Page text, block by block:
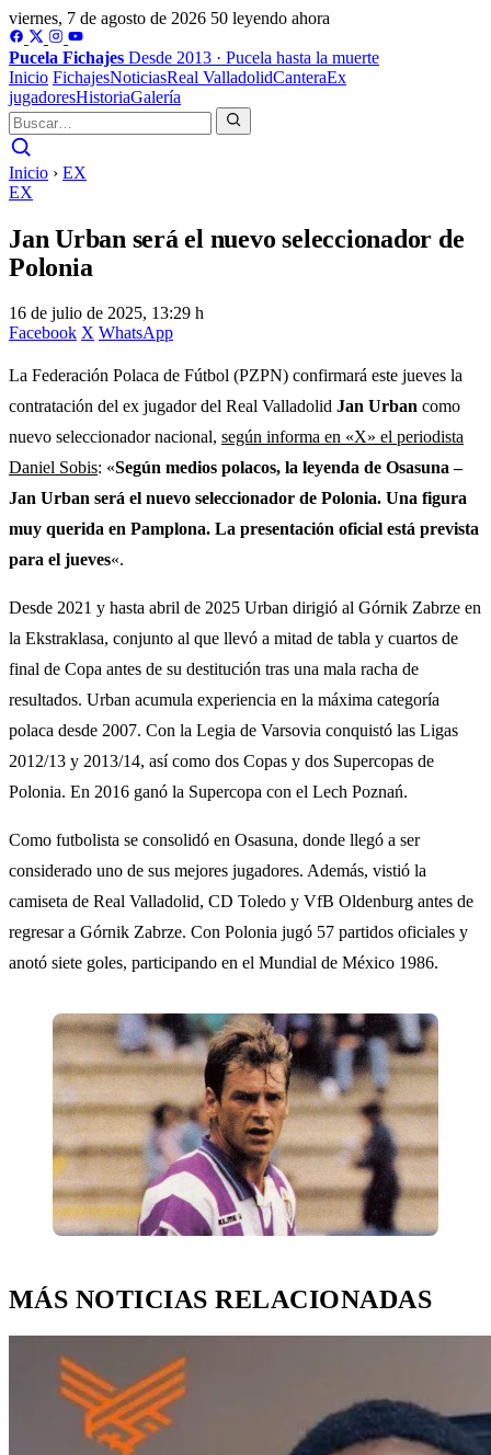
viernes, 7 de agosto de 2026 50 leyendo ahora
Pucela Fichajes Desde 2013 · Pucela hasta la muerte
Inicio FichajesNoticiasReal ValladolidCanteraEx
jugadoresHistoriaGalería
Inicio › EX
EX
Jan Urban será el nuevo seleccionador de
Polonia
16 de julio de 2025, 13:29 h
Facebook X WhatsApp
La Federación Polaca de Fútbol (PZPN) confirmará este jueves la
contratación del ex jugador del Real Valladolid Jan Urban como
nuevo seleccionador nacional, según informa en «X» el periodista
Daniel Sobis: «Según medios polacos, la leyenda de Osasuna –
Jan Urban será el nuevo seleccionador de Polonia. Una figura
muy querida en Pamplona. La presentación oficial está prevista
para el jueves«.
Desde 2021 y hasta abril de 2025 Urban dirigió al Górnik Zabrze en
la Ekstraklasa, conjunto al que llevó a mitad de tabla y cuartos de
final de Copa antes de su destitución tras una mala racha de
resultados. Urban acumula experiencia en la máxima categoría
polaca desde 2007. Con la Legia de Varsovia conquistó las Ligas
2012/13 y 2013/14, así como dos Copas y dos Supercopas de
Polonia. En 2016 ganó la Supercopa con el Lech Poznań.
Como futbolista se consolidó en Osasuna, donde llegó a ser
considerado uno de sus mejores jugadores. Además, vistió la
camiseta de Real Valladolid, CD Toledo y VfB Oldenburg antes de
regresar a Górnik Zabrze. Con Polonia jugó 57 partidos oficiales y
anotó siete goles, participando en el Mundial de México 1986.
MÁS NOTICIAS RELACIONADAS